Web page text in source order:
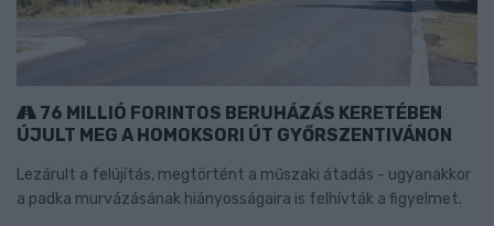
76 MILLIÓ FORINTOS BERUHÁZÁS KERETÉBEN
ÚJULT MEG A HOMOKSORI ÚT GYŐRSZENTIVÁNON
Lezárult a felújítás, megtörtént a műszaki átadás - ugyanakkor
a padka murvázásának hiányosságaira is felhívták a figyelmet.